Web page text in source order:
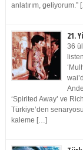
anlatırım, geliyorum.”
21.
36
‘Spirited Away’ ve
Türkiye’den
kaleme […]